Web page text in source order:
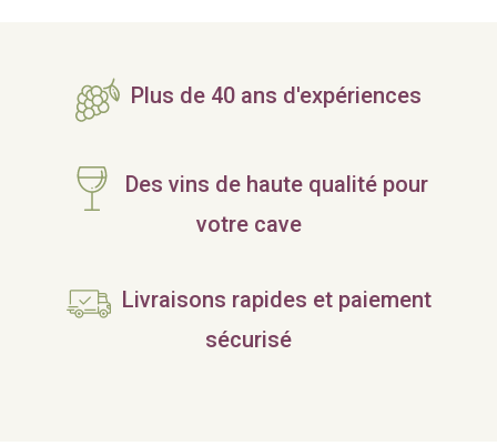
Plus de 40 ans d'expériences
Des vins de haute qualité pour
votre cave
Livraisons rapides et paiement
sécurisé